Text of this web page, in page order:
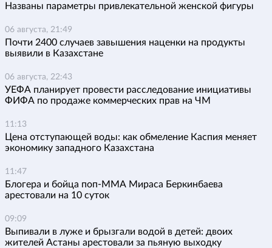
Названы параметры привлекательной женской фигуры
06 августа, 21:49
Почти 2400 случаев завышения наценки на продукты
выявили в Казахстане
06 августа, 22:43
УЕФА планирует провести расследование инициативы
ФИФА по продаже коммерческих прав на ЧМ
11:13
Цена отступающей воды: как обмеление Каспия меняет
экономику западного Казахстана
11:47
Блогера и бойца поп-ММА Мираса Беркинбаева
арестовали на 10 суток
09:09
Выпивали в луже и брызгали водой в детей: двоих
жителей Астаны арестовали за пьяную выходку